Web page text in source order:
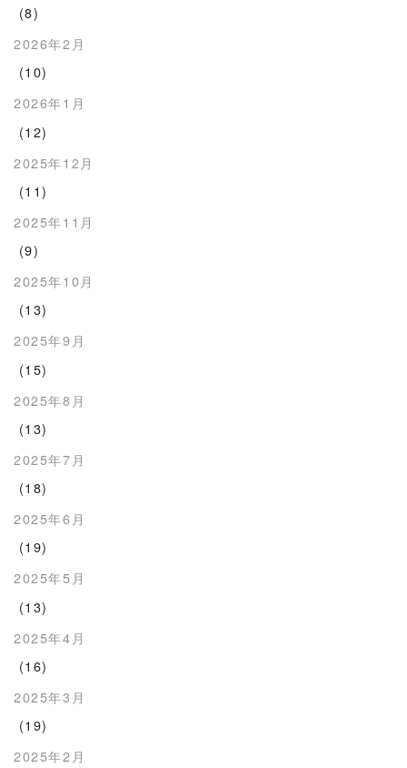
(8)
2026年2月
(10)
2026年1月
(12)
2025年12月
(11)
2025年11月
(9)
2025年10月
(13)
2025年9月
(15)
2025年8月
(13)
2025年7月
(18)
2025年6月
(19)
2025年5月
(13)
2025年4月
(16)
2025年3月
(19)
2025年2月